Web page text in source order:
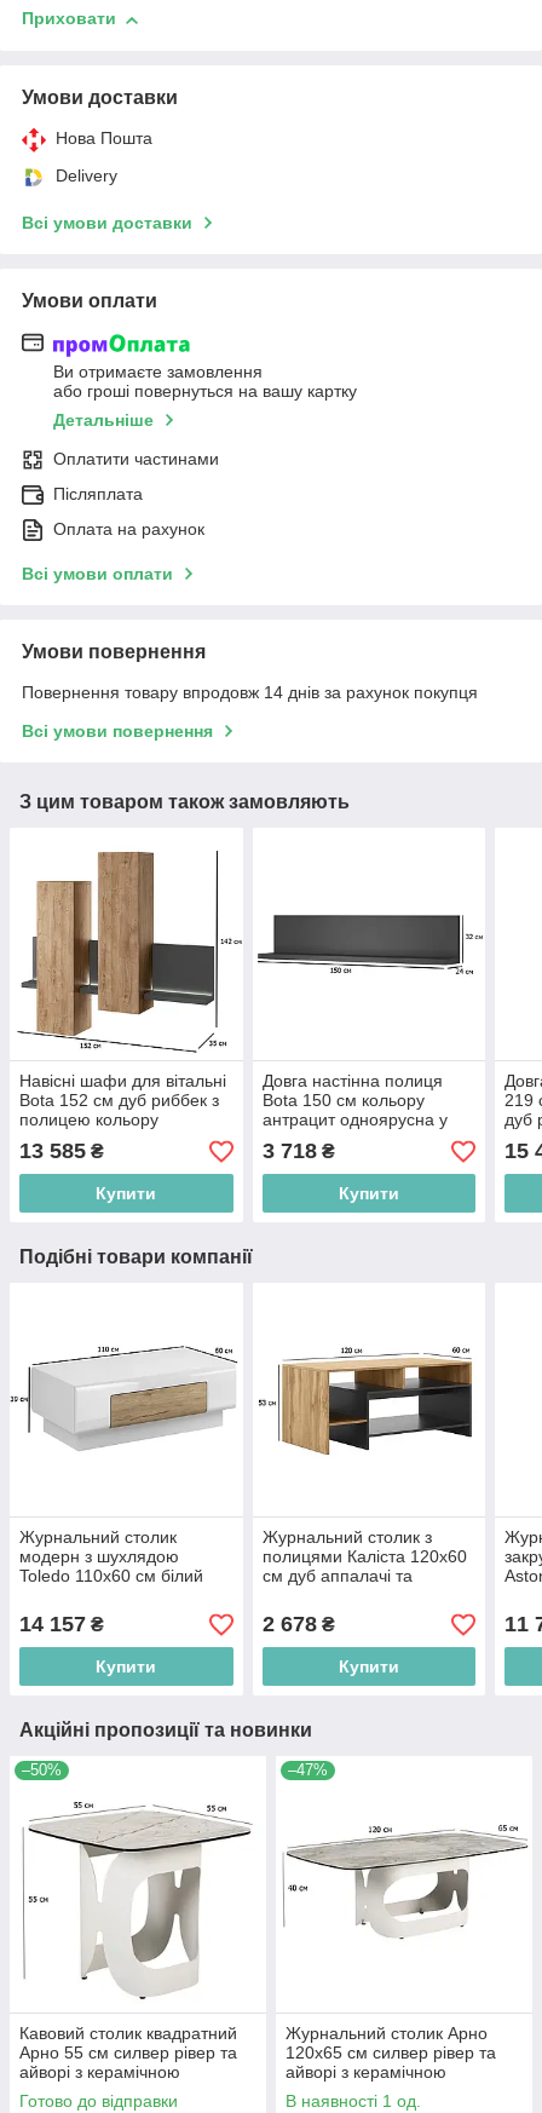
Приховати
Умови доставки
Нова Пошта
Delivery
Всі умови доставки
Умови оплати
Ви отримаєте замовлення
або гроші повернуться на вашу картку
Детальніше
Оплатити частинами
Післяплата
Оплата на рахунок
Всі умови оплати
Умови повернення
Повернення товару впродовж 14 днів за рахунок покупця
Всі умови повернення
З цим товаром також замовляють
Навісні шафи для вітальні
Bota 152 см дуб риббек з
полицею кольору
антрацит і підсвічуванням
13 585 ₴
Купити
Довга настінна полиця
Bota 150 см кольору
антрацит одноярусна у
вітальню
3 718₴
Купити
219
дуб
15
Подібні товари компанії
Журнальний столик
модерн з шухлядою
Toledo 110х60 см білий
світлий у зал
14 157 ₴
Купити
Журнальний столик з
полицями Каліста 120х60
см дуб аппалачі та
2 678₴
Купити
11
Акційні пропозиції та новинки
–50%
Кавовий столик квадратний
Арно 55 см силвер рівер та
айворі з керамічною
стільницею в сучасному стилі
Готово до відправки
–47%
Журнальний столик Арно
120х65 см силвер рівер та
айворі з керамічною
стільницею в сучасному стилі
В наявності 1 од.